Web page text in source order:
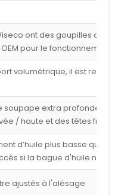
ont des goupilles
pour le fonctionnement
volumétrique, il est
soupape extra profondes
/ haute et des têtes
d’huile plus basse que
si la bague d'huile
ajustés à l'alésage